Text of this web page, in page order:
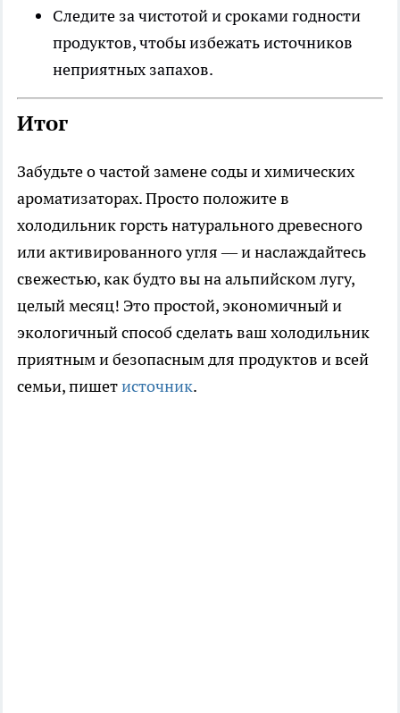
Следите за чистотой и сроками годности
продуктов, чтобы избежать источников
неприятных запахов.
Итог
Забудьте о частой замене соды и химических
ароматизаторах. Просто положите в
холодильник горсть натурального древесного
или активированного угля — и наслаждайтесь
свежестью, как будто вы на альпийском лугу,
целый месяц! Это простой, экономичный и
экологичный способ сделать ваш холодильник
приятным и безопасным для продуктов и всей
семьи, пишетисточник.